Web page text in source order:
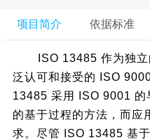
项目简介 依据标准
ISO 13485 作为独
泛认可和接受的 ISO
13485 采用 ISO 9001
的基于过程的方法，而应
求。尽管 ISO 13485 基